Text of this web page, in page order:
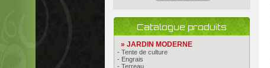
Catalogue produits
» JARDIN MODERNE
- Tente de culture
- Engrais
- Terreau